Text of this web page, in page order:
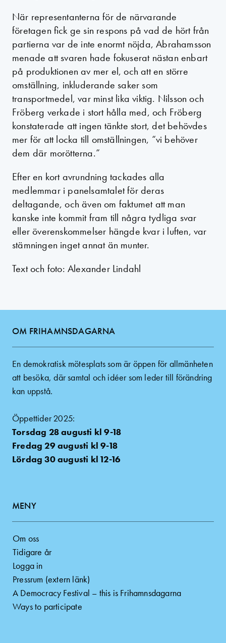
När representanterna för de närvarande
företagen fick ge sin respons på vad de hört från
partierna var de inte enormt nöjda, Abrahamsson
menade att svaren hade fokuserat nästan enbart
på produktionen av mer el, och att en större
omställning, inkluderande saker som
transportmedel, var minst lika viktig. Nilsson och
Fröberg verkade i stort hålla med, och Fröberg
konstaterade att ingen tänkte stort, det behövdes
mer för att locka till omställningen, “vi behöver
dem där morötterna.”
Efter en kort avrundning tackades alla
medlemmar i panelsamtalet för deras
deltagande, och även om faktumet att man
kanske inte kommit fram till några tydliga svar
eller överenskommelser hängde kvar i luften, var
stämningen inget annat än munter.
Text och foto: Alexander Lindahl
OM FRIHAMNSDAGARNA
En demokratisk mötesplats som är öppen för allmänheten
att besöka, där samtal och idéer som leder till förändring
kan uppstå.
Öppettider 2025:
Torsdag 28 augusti kl 9-18
Fredag 29 augusti kl 9-18
Lördag 30 augusti kl 12-16
MENY
Om oss
Tidigare år
Logga in
Pressrum (extern länk)
A Democracy Festival – this is Frihamnsdagarna
Ways to participate